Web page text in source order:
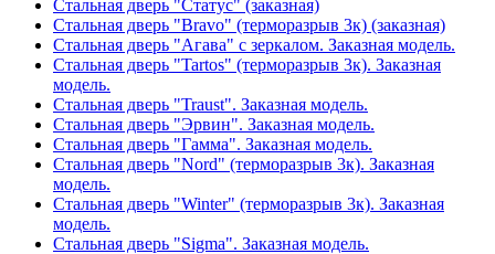
Стальная дверь "Статус" (заказная)
Стальная дверь "Bravo" (терморазрыв 3к) (заказная)
Стальная дверь "Агава" с зеркалом. Заказная модель.
Стальная дверь "Tartos" (терморазрыв 3к). Заказная
модель.
Стальная дверь "Traust". Заказная модель.
Стальная дверь "Эрвин". Заказная модель.
Стальная дверь "Гамма". Заказная модель.
Стальная дверь "Nord" (терморазрыв 3к). Заказная
модель.
Стальная дверь "Winter" (терморазрыв 3к). Заказная
модель.
Стальная дверь "Sigma". Заказная модель.